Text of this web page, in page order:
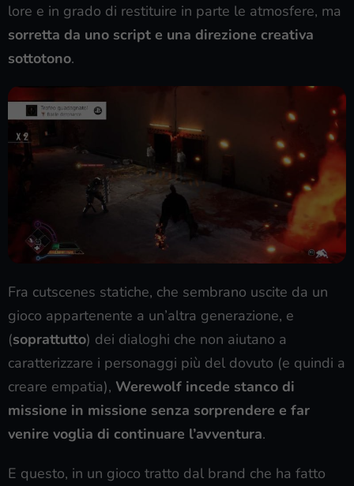
lore e in grado di restituire in parte le atmosfere, ma
sorretta da uno script e una direzione creativa
sottotono.
Fra cutscenes statiche, che sembrano uscite da un
gioco appartenente a un’altra generazione, e
(soprattutto) dei dialoghi che non aiutano a
caratterizzare i personaggi più del dovuto (e quindi a
creare empatia), Werewolf incede stanco di
missione in missione senza sorprendere e far
venire voglia di continuare l’avventura.
E questo, in un gioco tratto dal brand che ha fatto